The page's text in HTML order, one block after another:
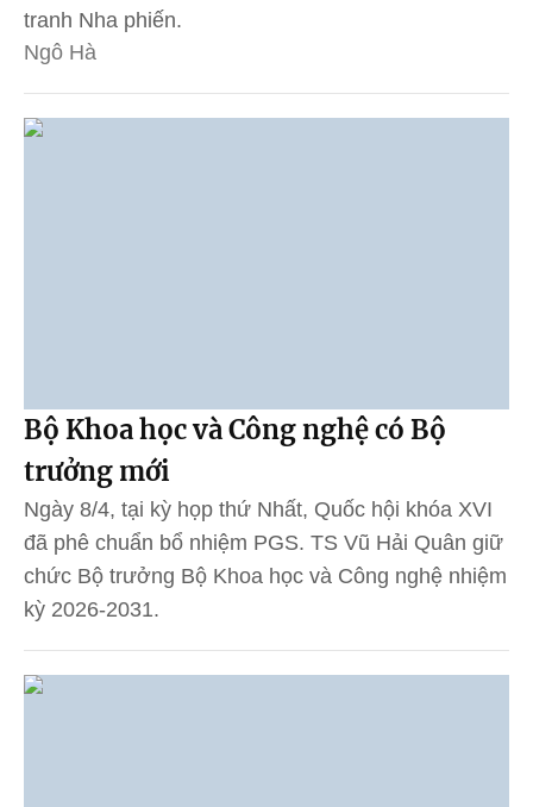
tranh Nha phiến.
Ngô Hà
Bộ Khoa học và Công nghệ có Bộ
trưởng mới
Ngày 8/4, tại kỳ họp thứ Nhất, Quốc hội khóa XVI
đã phê chuẩn bổ nhiệm PGS. TS Vũ Hải Quân giữ
chức Bộ trưởng Bộ Khoa học và Công nghệ nhiệm
kỳ 2026-2031.